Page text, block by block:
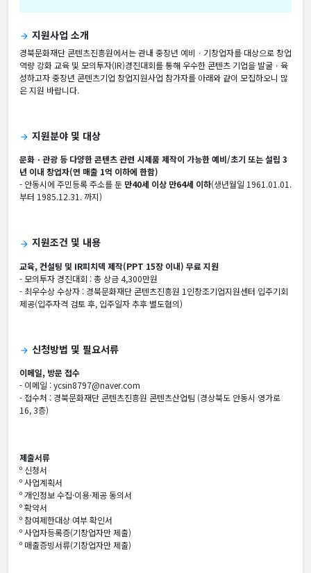
arrow_forward 지원사업 소개
경북문화재단 콘텐츠진흥원에서는 관내 중장년 예비ㆍ기창업자를 대상으로 창업
역량 강화 교육 및 모의투자(IR)경진대회를 통해 우수한 콘텐츠 기업을 발굴ㆍ육
성하고자 중장년 콘텐츠기업 창업지원사업 참가자를 아래와 같이 모집하오니 많
은 지원 바랍니다.
arrow_forward 지원분야 및 대상
문화ㆍ관광 등 다양한 콘텐츠 관련 시제품 제작이 가능한 예비/초기 또는 설립 3
년 이내 창업자(연 매출 1억 이하에 한함)
- 안동시에 주민등록 주소를 둔 만40세 이상 만64세 이하(생년월일 1961.01.01.
부터 1985.12.31. 까지)
arrow_forward 지원조건 및 내용
교육, 컨설팅 및 IR피치덱 제작(PPT 15장 이내) 무료 지원
- 모의투자 경진대회 : 총 상금 4,300만원
- 최우수상 수상자 : 경북문화재단 콘텐츠진흥원 1인창조기업지원센터 입주기회
제공(입주자격 검토 후, 입주일자 추후 별도협의)
arrow_forward 신청방법 및 필요서류
이메일, 방문 접수
- 이메일 : ycsin8797@naver.com
- 접수처 : 경북문화재단 콘텐츠진흥원 콘텐츠산업팀 (경상북도 안동시 영가로
16, 3층)
제출서류
º 신청서
º 사업계획서
º 개인정보 수집·이용·제공 동의서
º 확약서
º 참여제한대상 여부 확인서
º 사업자등록증(기창업자만 제출)
º 매출증빙서류(기창업자만 제출)